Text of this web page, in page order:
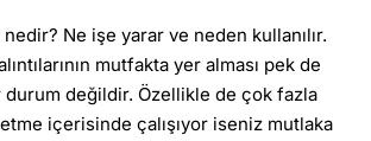
nedir? Ne işe yarar ve neden kullanılır.
mutfakta yer alması pek de
değildir. Özellikle de çok fazla
içerisinde çalışıyor iseniz mutlaka